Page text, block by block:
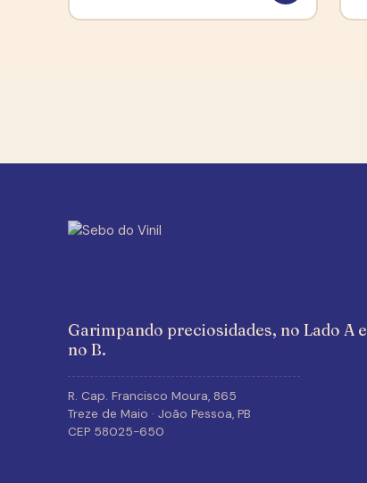
Garimpando preciosidades, no Lado A e
no B.
R. Cap. Francisco Moura, 865
Treze de Maio · João Pessoa, PB
CEP 58025-650